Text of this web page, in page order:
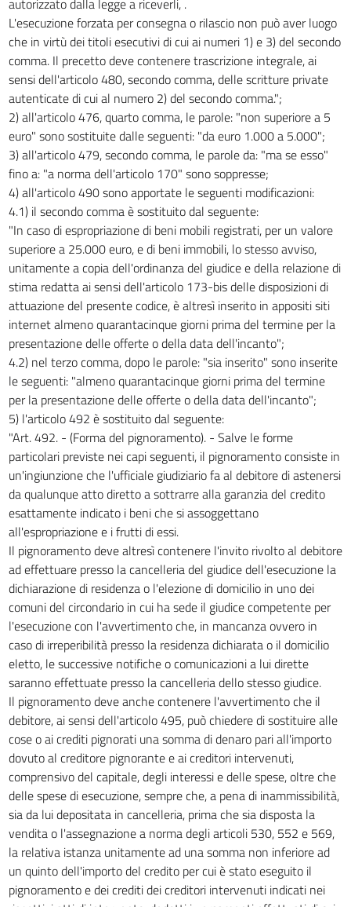
autorizzato dalla legge a riceverli, .
L'esecuzione forzata per consegna o rilascio non può aver luogo
che in virtù dei titoli esecutivi di cui ai numeri 1) e 3) del secondo
comma. Il precetto deve contenere trascrizione integrale, ai
sensi dell'articolo 480, secondo comma, delle scritture private
autenticate di cui al numero 2) del secondo comma.";
2) all'articolo 476, quarto comma, le parole: "non superiore a 5
euro" sono sostituite dalle seguenti: "da euro 1.000 a 5.000";
3) all'articolo 479, secondo comma, le parole da: "ma se esso"
fino a: "a norma dell'articolo 170" sono soppresse;
4) all'articolo 490 sono apportate le seguenti modificazioni:
4.1) il secondo comma è sostituito dal seguente:
"In caso di espropriazione di beni mobili registrati, per un valore
superiore a 25.000 euro, e di beni immobili, lo stesso avviso,
unitamente a copia dell'ordinanza del giudice e della relazione di
stima redatta ai sensi dell'articolo 173-bis delle disposizioni di
attuazione del presente codice, è altresì inserito in appositi siti
internet almeno quarantacinque giorni prima del termine per la
presentazione delle offerte o della data dell'incanto";
4.2) nel terzo comma, dopo le parole: "sia inserito" sono inserite
le seguenti: "almeno quarantacinque giorni prima del termine
per la presentazione delle offerte o della data dell'incanto";
5) l'articolo 492 è sostituito dal seguente:
"Art. 492. - (Forma del pignoramento). - Salve le forme
particolari previste nei capi seguenti, il pignoramento consiste in
un'ingiunzione che l'ufficiale giudiziario fa al debitore di astenersi
da qualunque atto diretto a sottrarre alla garanzia del credito
esattamente indicato i beni che si assoggettano
all'espropriazione e i frutti di essi.
Il pignoramento deve altresì contenere l'invito rivolto al debitore
ad effettuare presso la cancelleria del giudice dell'esecuzione la
dichiarazione di residenza o l'elezione di domicilio in uno dei
comuni del circondario in cui ha sede il giudice competente per
l'esecuzione con l'avvertimento che, in mancanza ovvero in
caso di irreperibilità presso la residenza dichiarata o il domicilio
eletto, le successive notifiche o comunicazioni a lui dirette
saranno effettuate presso la cancelleria dello stesso giudice.
Il pignoramento deve anche contenere l'avvertimento che il
debitore, ai sensi dell'articolo 495, può chiedere di sostituire alle
cose o ai crediti pignorati una somma di denaro pari all'importo
dovuto al creditore pignorante e ai creditori intervenuti,
comprensivo del capitale, degli interessi e delle spese, oltre che
delle spese di esecuzione, sempre che, a pena di inammissibilità,
sia da lui depositata in cancelleria, prima che sia disposta la
vendita o l'assegnazione a norma degli articoli 530, 552 e 569,
la relativa istanza unitamente ad una somma non inferiore ad
un quinto dell'importo del credito per cui è stato eseguito il
pignoramento e dei crediti dei creditori intervenuti indicati nei